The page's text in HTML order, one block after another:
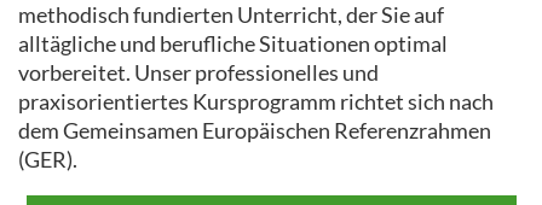
methodisch fundierten Unterricht, der Sie auf
alltägliche und berufliche Situationen optimal
vorbereitet. Unser professionelles und
praxisorientiertes Kursprogramm richtet sich nach
dem Gemeinsamen Europäischen Referenzrahmen
(GER).